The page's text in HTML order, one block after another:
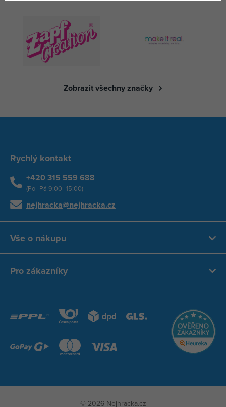
Zobrazit všechny značky
Rychlý kontakt
+420 315 559 688
(Po–Pá 9:00–15:00)
nejhracka@nejhracka.cz
Vše o nákupu
Pro zákazníky
© 2026 Nejhracka.cz